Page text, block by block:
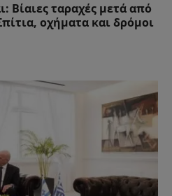
Βίαιες ταραχές μετά από
οχήματα και δρόμοι